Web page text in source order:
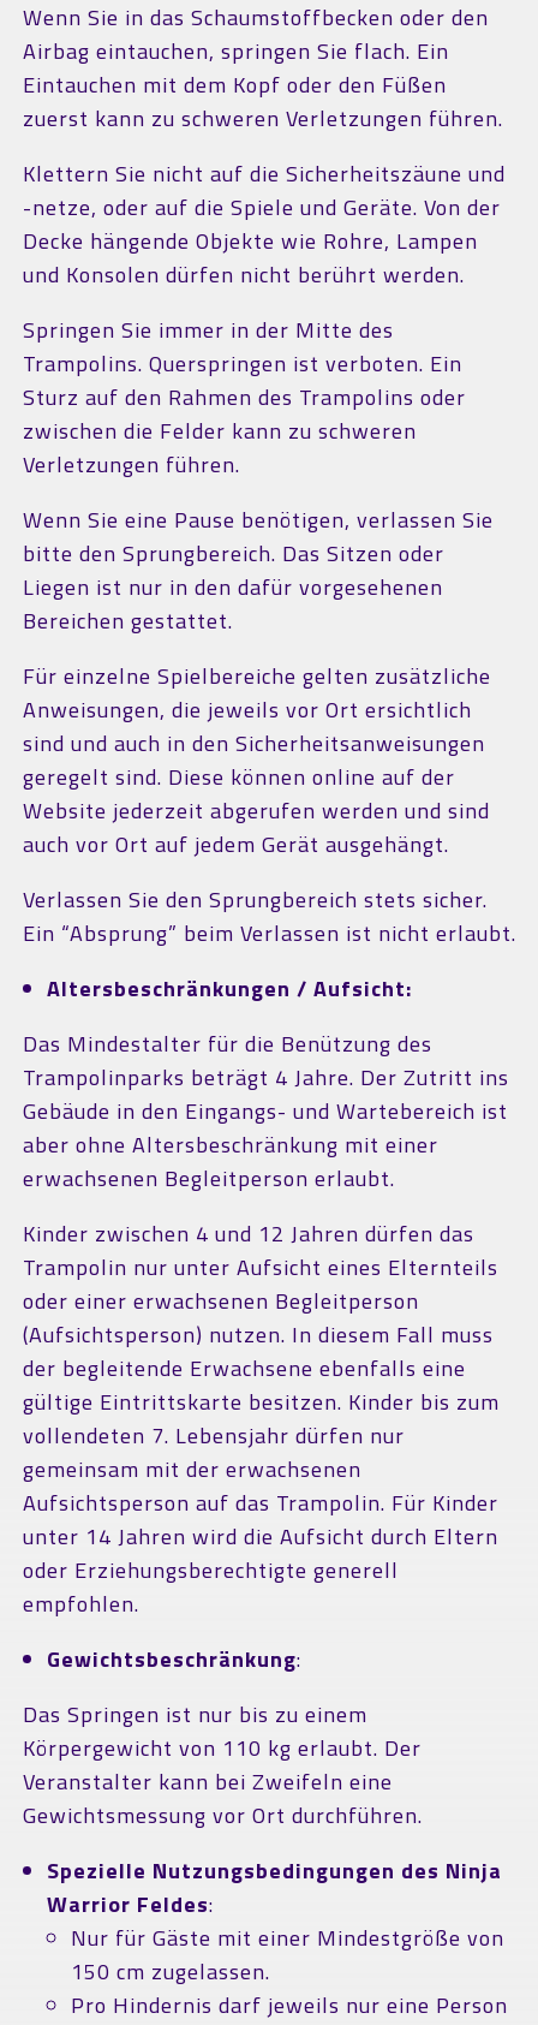
Wenn Sie in das Schaumstoffbecken oder den
Airbag eintauchen, springen Sie flach. Ein
Eintauchen mit dem Kopf oder den Füßen
zuerst kann zu schweren Verletzungen führen.
Klettern Sie nicht auf die Sicherheitszäune und
-netze, oder auf die Spiele und Geräte. Von der
Decke hängende Objekte wie Rohre, Lampen
und Konsolen dürfen nicht berührt werden.
Springen Sie immer in der Mitte des
Trampolins. Querspringen ist verboten. Ein
Sturz auf den Rahmen des Trampolins oder
zwischen die Felder kann zu schweren
Verletzungen führen.
Wenn Sie eine Pause benötigen, verlassen Sie
bitte den Sprungbereich. Das Sitzen oder
Liegen ist nur in den dafür vorgesehenen
Bereichen gestattet.
Für einzelne Spielbereiche gelten zusätzliche
Anweisungen, die jeweils vor Ort ersichtlich
sind und auch in den Sicherheitsanweisungen
geregelt sind. Diese können online auf der
Website jederzeit abgerufen werden und sind
auch vor Ort auf jedem Gerät ausgehängt.
Verlassen Sie den Sprungbereich stets sicher.
Ein “Absprung” beim Verlassen ist nicht erlaubt.
Altersbeschränkungen / Aufsicht:
Das Mindestalter für die Benützung des
Trampolinparks beträgt 4 Jahre. Der Zutritt ins
Gebäude in den Eingangs- und Wartebereich ist
aber ohne Altersbeschränkung mit einer
erwachsenen Begleitperson erlaubt.
Kinder zwischen 4 und 12 Jahren dürfen das
Trampolin nur unter Aufsicht eines Elternteils
oder einer erwachsenen Begleitperson
(Aufsichtsperson) nutzen. In diesem Fall muss
der begleitende Erwachsene ebenfalls eine
gültige Eintrittskarte besitzen. Kinder bis zum
vollendeten 7. Lebensjahr dürfen nur
gemeinsam mit der erwachsenen
Aufsichtsperson auf das Trampolin. Für Kinder
unter 14 Jahren wird die Aufsicht durch Eltern
oder Erziehungsberechtigte generell
empfohlen.
Gewichtsbeschränkung:
Das Springen ist nur bis zu einem
Körpergewicht von 110 kg erlaubt. Der
Veranstalter kann bei Zweifeln eine
Gewichtsmessung vor Ort durchführen.
Spezielle Nutzungsbedingungen des Ninja
Warrior Feldes:
Nur für Gäste mit einer Mindestgröße von
150 cm zugelassen.
Pro Hindernis darf jeweils nur eine Person